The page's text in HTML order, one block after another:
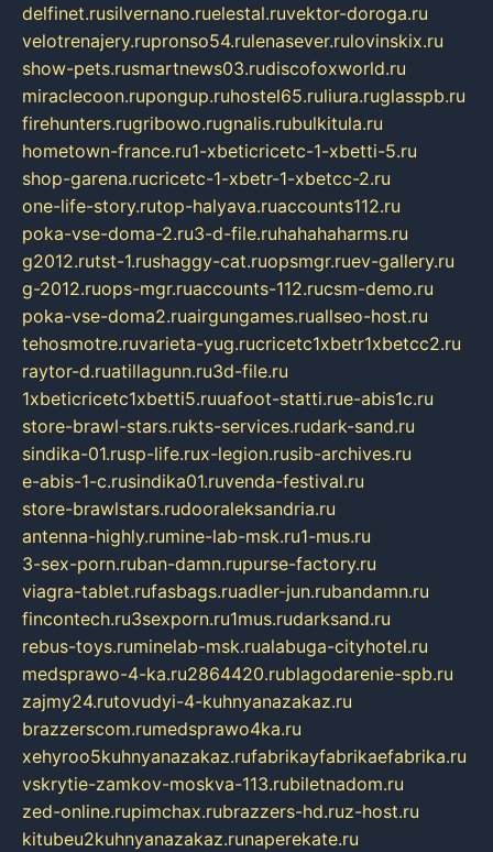
delfinet.rusilvernano.ruelestal.ruvektor-doroga.ru
velotrenajery.rupronso54.rulenasever.rulovinskix.ru
show-pets.rusmartnews03.rudiscofoxworld.ru
miraclecoon.rupongup.ruhostel65.ruliura.ruglasspb.ru
firehunters.rugribowo.rugnalis.rubulkitula.ru
hometown-france.ru1-xbeticricetc-1-xbetti-5.ru
shop-garena.rucricetc-1-xbetr-1-xbetcc-2.ru
one-life-story.rutop-halyava.ruaccounts112.ru
poka-vse-doma-2.ru3-d-file.ruhahahaharms.ru
g2012.rutst-1.rushaggy-cat.ruopsmgr.ruev-gallery.ru
g-2012.ruops-mgr.ruaccounts-112.rucsm-demo.ru
poka-vse-doma2.ruairgungames.ruallseo-host.ru
tehosmotre.ruvarieta-yug.rucricetc1xbetr1xbetcc2.ru
raytor-d.ruatillagunn.ru3d-file.ru
1xbeticricetc1xbetti5.ruuafoot-statti.rue-abis1c.ru
store-brawl-stars.rukts-services.rudark-sand.ru
sindika-01.rusp-life.rux-legion.rusib-archives.ru
e-abis-1-c.rusindika01.ruvenda-festival.ru
store-brawlstars.rudooraleksandria.ru
antenna-highly.rumine-lab-msk.ru1-mus.ru
3-sex-porn.ruban-damn.rupurse-factory.ru
viagra-tablet.rufasbags.ruadler-jun.rubandamn.ru
fincontech.ru3sexporn.ru1mus.rudarksand.ru
rebus-toys.ruminelab-msk.rualabuga-cityhotel.ru
medsprawo-4-ka.ru2864420.rublagodarenie-spb.ru
zajmy24.rutovudyi-4-kuhnyanazakaz.ru
brazzerscom.rumedsprawo4ka.ru
xehyroo5kuhnyanazakaz.rufabrikayfabrikaefabrika.ru
vskrytie-zamkov-moskva-113.rubiletnadom.ru
zed-online.rupimchax.rubrazzers-hd.ruz-host.ru
kitubeu2kuhnyanazakaz.runaperekate.ru